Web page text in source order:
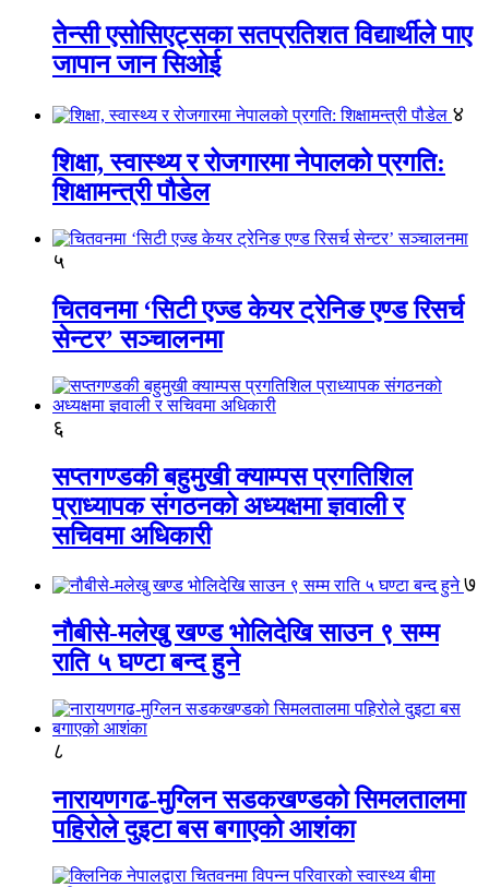
तेन्सी एसोसिएट्सका सतप्रतिशत विद्यार्थीले पाए
जापान जान सिओई
४
शिक्षा, स्वास्थ्य र रोजगारमा नेपालको प्रगति:
शिक्षामन्त्री पौडेल
५
चितवनमा ‘सिटी एज्ड केयर ट्रेनिङ एण्ड रिसर्च
सेन्टर’ सञ्चालनमा
६
सप्तगण्डकी बहुमुखी क्याम्पस प्रगतिशिल
प्राध्यापक संगठनको अध्यक्षमा ज्ञवाली र
सचिवमा अधिकारी
७
नौबीसे-मलेखु खण्ड भोलिदेखि साउन ९ सम्म
राति ५ घण्टा बन्द हुने
८
नारायणगढ-मुग्लिन सडकखण्डको सिमलतालमा
पहिरोले दुइटा बस बगाएको आशंका